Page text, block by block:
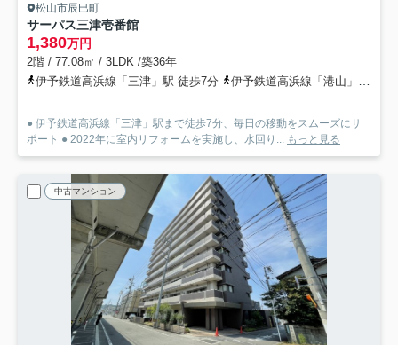
松山市辰巳町
サーパス三津壱番館
1,380万円
2階 / 77.08㎡ / 3LDK /築36年
伊予鉄道高浜線「三津」駅 徒歩7分
伊予鉄道高浜線「港山」駅 徒歩10分
● 伊予鉄道高浜線「三津」駅まで徒歩7分、毎日の移動をスムーズにサ
ポート ● 2022年に室内リフォームを実施し、水回り...
もっと見る
中古マンション